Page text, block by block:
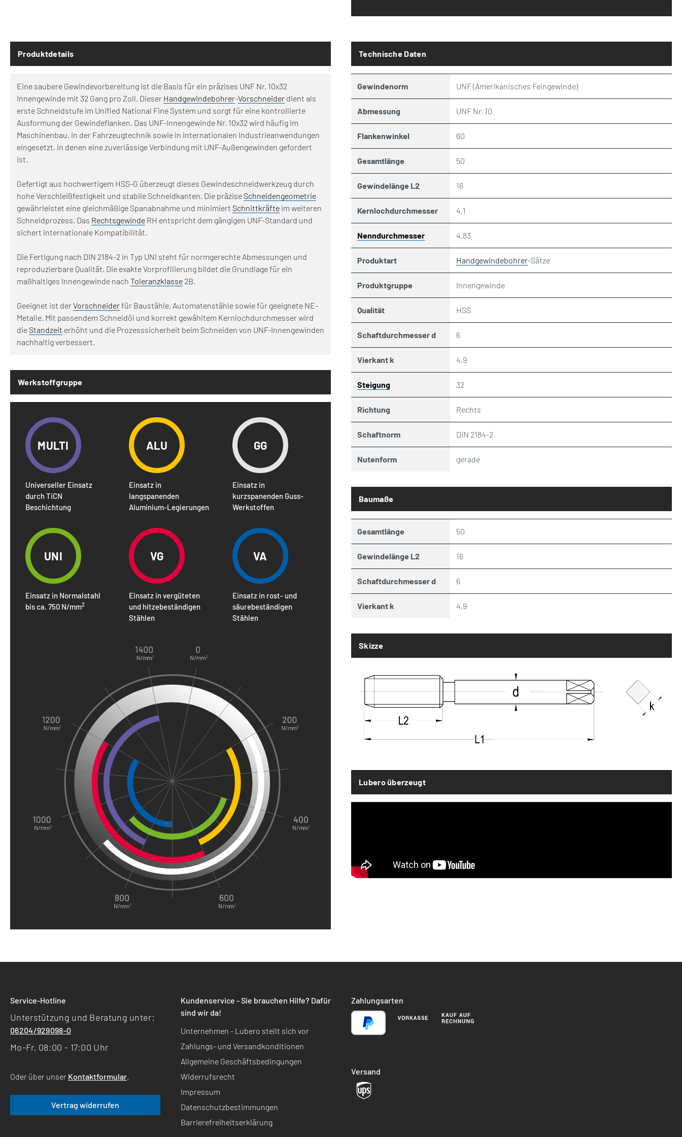
Produktdetails
Eine saubere Gewindevorbereitung ist die Basis für ein präzises UNF Nr. 10x32
Innengewinde mit 32 Gang pro Zoll. Dieser Handgewindebohrer-Vorschneider dient als
erste Schneidstufe im Unified National Fine System und sorgt für eine kontrollierte
Ausformung der Gewindeflanken. Das UNF-Innengewinde Nr. 10x32 wird häufig im
Maschinenbau, in der Fahrzeugtechnik sowie in internationalen Industrieanwendungen
eingesetzt, in denen eine zuverlässige Verbindung mit UNF-Außengewinden gefordert
ist.
Gefertigt aus hochwertigem HSS-G überzeugt dieses Gewindeschneidwerkzeug durch
hohe Verschleißfestigkeit und stabile Schneidkanten. Die präzise Schneidengeometrie
gewährleistet eine gleichmäßige Spanabnahme und minimiert Schnittkräfte im weiteren
Schneidprozess. Das Rechtsgewinde RH entspricht dem gängigen UNF-Standard und
sichert internationale Kompatibilität.
Die Fertigung nach DIN 2184-2 in Typ UNI steht für normgerechte Abmessungen und
reproduzierbare Qualität. Die exakte Vorprofilierung bildet die Grundlage für ein
maßhaltiges Innengewinde nach Toleranzklasse 2B.
Geeignet ist derVorschneiderfür Baustähle, Automatenstähle sowie für geeignete NE-
Metalle. Mit passendem Schneidöl und korrekt gewähltem Kernlochdurchmesser wird
die Standzeit erhöht und die Prozesssicherheit beim Schneiden von UNF-Innengewinden
nachhaltig verbessert.
Werkstoffgruppe
MULTI
Universeller Einsatz
durch TiCN
Beschichtung
ALU
Einsatz in
langspanenden
Aluminium-Legierungen
GG
Einsatz in
kurzspanenden Guss-
Werkstoffen
UNI
Einsatz in Normalstahl
bis ca. 750 N/mm2
VG
Einsatz in vergüteten
und hitzebeständigen
Stählen
VA
Einsatz in rost- und
säurebeständigen
Stählen
Technische Daten
Gewindenorm UNF (Amerikanisches Feingewinde)
Abmessung UNF Nr. 10
Flankenwinkel 60
Gesamtlänge 50
Gewindelänge L2 16
Kernlochdurchmesser 4,1
Nenndurchmesser 4,83
Produktart Handgewindebohrer-Sätze
Produktgruppe Innengewinde
Qualität HSS
Schaftdurchmesser d 6
Vierkant k 4,9
Steigung 32
Richtung Rechts
Schaftnorm DIN 2184-2
Nutenform gerade
Baumaße
Gesamtlänge 50
Gewindelänge L2 16
Schaftdurchmesser d 6
Vierkant k 4,9
Skizze
Lubero überzeugt
Service-Hotline
Unterstützung und Beratung unter:
06204/929098-0
Mo-Fr, 08:00 - 17:00 Uhr
Oder über unser Kontaktformular.
Vertrag widerrufen
Kundenservice - Sie brauchen Hilfe? Dafür
sind wir da!
Unternehmen - Lubero stellt sich vor
Zahlungs- und Versandkonditionen
Allgemeine Geschäftsbedingungen
Widerrufsrecht
Impressum
Datenschutzbestimmungen
Barrierefreiheitserklärung
Zahlungsarten
Versand